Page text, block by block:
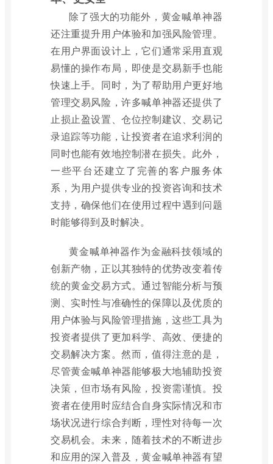
除了强大的功能外，黄金喊单神器
还注重提升用户体验和加强风险管理。
在用户界面设计上，它们通常采用直观
易懂的操作布局，即使是交易新手也能
快速上手。同时，为了帮助用户更好地
管理交易风险，许多喊单神器还提供了
止损止盈设置、仓位控制建议、交易记
录追踪等功能，让投资者在追求利润的
同时也能有效地控制潜在损失。此外，
一些平台还建立了完善的客户服务体
系，为用户提供专业的投资咨询和技术
支持，确保他们在使用过程中遇到问题
时能够得到及时解决。
黄金喊单神器作为金融科技领域的
创新产物，正以其独特的优势改变着传
统的黄金交易方式。通过智能分析与预
测、实时性与准确性的保障以及优质的
用户体验与风险管理措施，这些工具为
投资者提供了更加科学、高效、便捷的
交易解决方案。然而，值得注意的是，
尽管黄金喊单神器能够极大地辅助投资
决策，但市场有风险，投资需谨慎。投
资者在使用时应结合自身实际情况和市
场状况进行综合判断，理性对待每一次
交易机会。未来，随着技术的不断进步
和应用的深入普及，黄金喊单神器有望